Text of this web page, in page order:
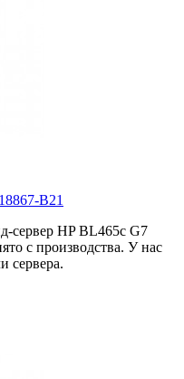
B21
сервер HP BL465c G7
с производства. У нас
сервера.